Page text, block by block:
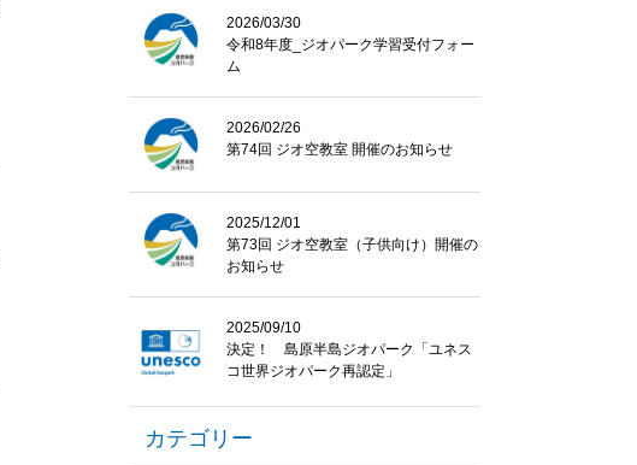
2026/03/30
令和8年度_ジオパーク学習受付フォー
ム
2026/02/26
第74回 ジオ空教室 開催のお知らせ
2025/12/01
第73回 ジオ空教室（子供向け）開催の
お知らせ
2025/09/10
決定！ 島原半島ジオパーク「ユネス
コ世界ジオパーク再認定」
カテゴリー